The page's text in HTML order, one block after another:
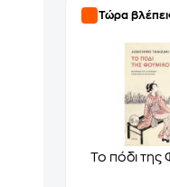
Τώρα
Το πόδι της